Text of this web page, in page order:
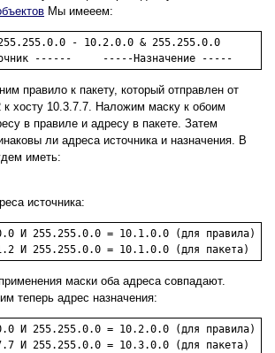
Мы имееем:
- 10.2.0.0 & 255.255.0.0
------     -----Назначение -----
правило к пакету, который отправлен от
к хосту 10.3.7.7. Наложим маску к обоим
в правиле и адресу в пакете. Затем
ли адреса источника и назначения. В
иметь:
источника:
И 255.255.0.0 = 10.1.0.0 (для правила)
И 255.255.0.0 = 10.1.0.0 (для пакета)
маски оба адреса совпадают.
теперь адрес назначения:
И 255.255.0.0 = 10.2.0.0 (для правила)
И 255.255.0.0 = 10.3.0.0 (для пакета)